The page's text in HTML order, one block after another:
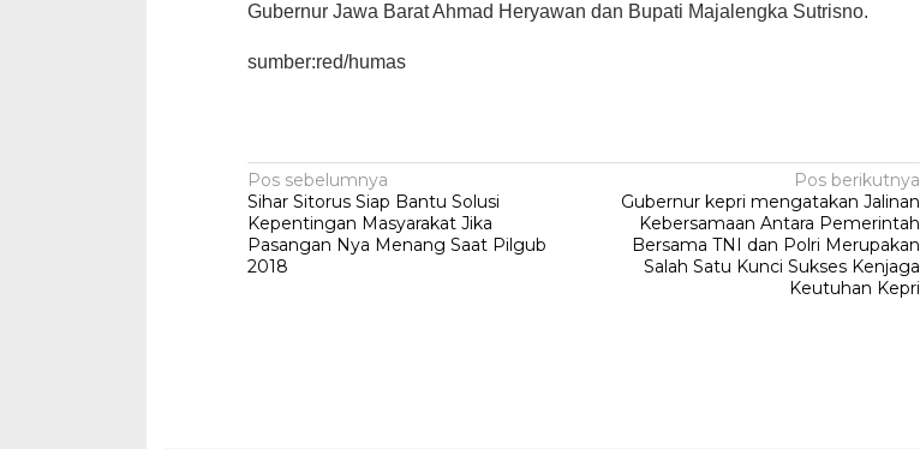
Gubernur Jawa Barat Ahmad Heryawan dan Bupati Majalengka Sutrisno.
sumber:red/humas
Navigasi
pos
Pos sebelumnya
Sihar Sitorus Siap Bantu Solusi
Kepentingan Masyarakat Jika
Pasangan Nya Menang Saat Pilgub
2018
Pos berikutnya
Gubernur kepri mengatakan Jalinan
Kebersamaan Antara Pemerintah
Bersama TNI dan Polri Merupakan
Salah Satu Kunci Sukses Kenjaga
Keutuhan Kepri